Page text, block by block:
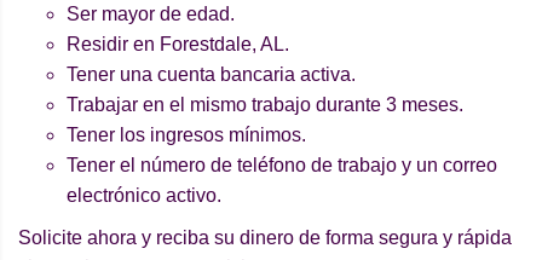
Ser mayor de edad.
Residir en Forestdale, AL.
Tener una cuenta bancaria activa.
Trabajar en el mismo trabajo durante 3 meses.
Tener los ingresos mínimos.
Tener el número de teléfono de trabajo y un correo
electrónico activo.
Solicite ahora y reciba su dinero de forma segura y rápida